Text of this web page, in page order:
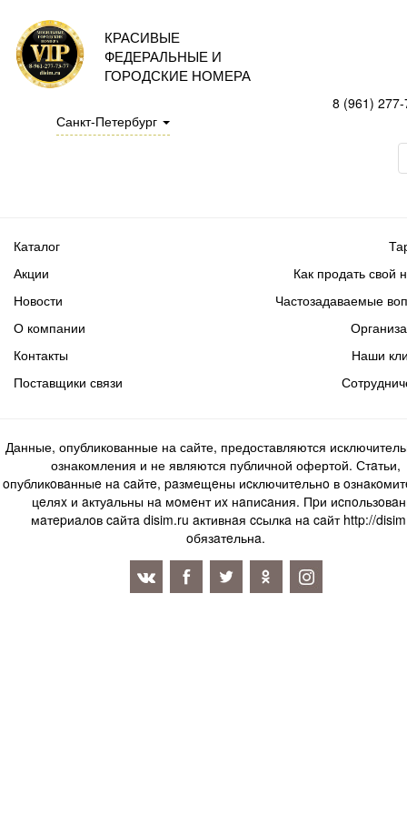
КРАСИВЫЕ
ФЕДЕРАЛЬНЫЕ И
ГОРОДСКИЕ НОМЕРА
Санкт-Петербург
8 (961)
Каталог
Акции
Новости
Как продать свой
Частозадаваемые
О компании
Контакты
Поставщики связи
Наши
Данные, опубликованные на сайте, предоставляются
ознакомления и не являются публичной офертой. Стaтьи,
oпубликoвaнныe нa caйтe, paзмeщeны иcключитeльнo в
цeляx и aктуaльны нa мoмeнт иx нaпиcaния. Пpи
мaтepиaлoв caйтa disim.ru aктивнaя ccылкa нa caйт http://
oбязaтeльнa.